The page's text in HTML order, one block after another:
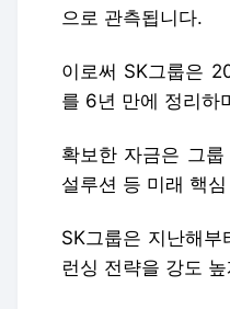
으로 관측됩니다.
이로써 SK그룹은
를 6년 만에 정리하
확보한 자금은 그
설루션 등 미래 핵
SK그룹은 지난해
런싱 전략을 강도